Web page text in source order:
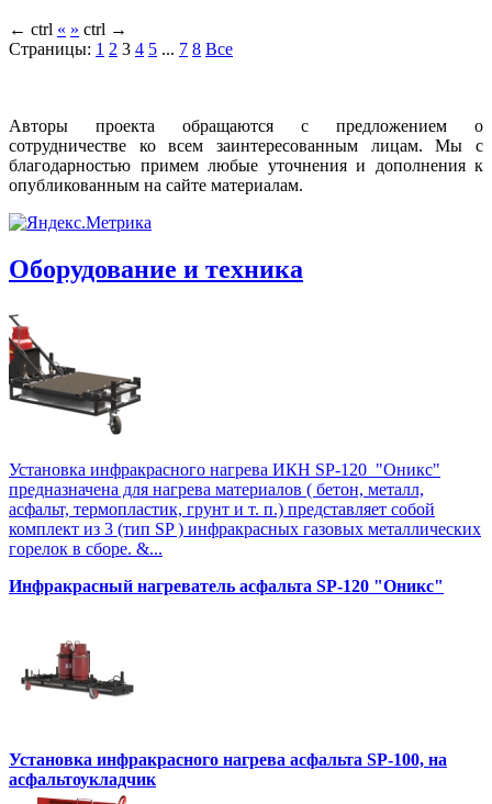
← ctrl « » ctrl →
Страницы: 1 2 3 4 5 ... 7 8 Все
Авторы проекта обращаются с предложением о
сотрудничестве ко всем заинтересованным лицам. Мы с
благодарностью примем любые уточнения и дополнения к
опубликованным на сайте материалам.
Оборудование и техника
Установка инфракрасного нагрева ИКН SP-120 "Оникс"
предназначена для нагрева материалов ( бетон, металл,
асфальт, термопластик, грунт и т. п.) представляет собой
комплект из 3 (тип SP ) инфракрасных газовых металлических
горелок в сборе. &...
Инфракрасный нагреватель асфальта SP-120 "Оникс"
Установка инфракрасного нагрева асфальта SP-100, на
асфальтоукладчик